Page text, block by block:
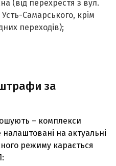
(від перехрестя з вул.
Самарського, крім
переходів);
за
– комплекси
на актуальні
режиму карається